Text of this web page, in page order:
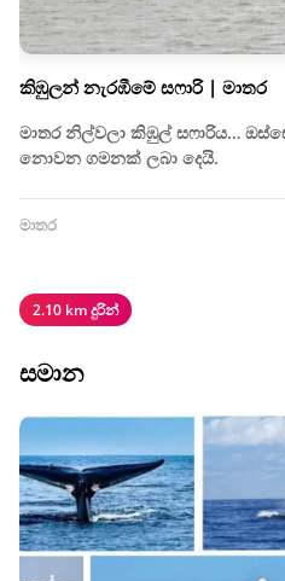
කිඹුලන් නැරඹීමේ සෆාරි | මාතර
මාතර නිල්වලා කිඹුල් සෆාරිය…
නොවන ගමනක් ලබා දෙයි.
මාතර
2.10 km දුරින්
සමාන